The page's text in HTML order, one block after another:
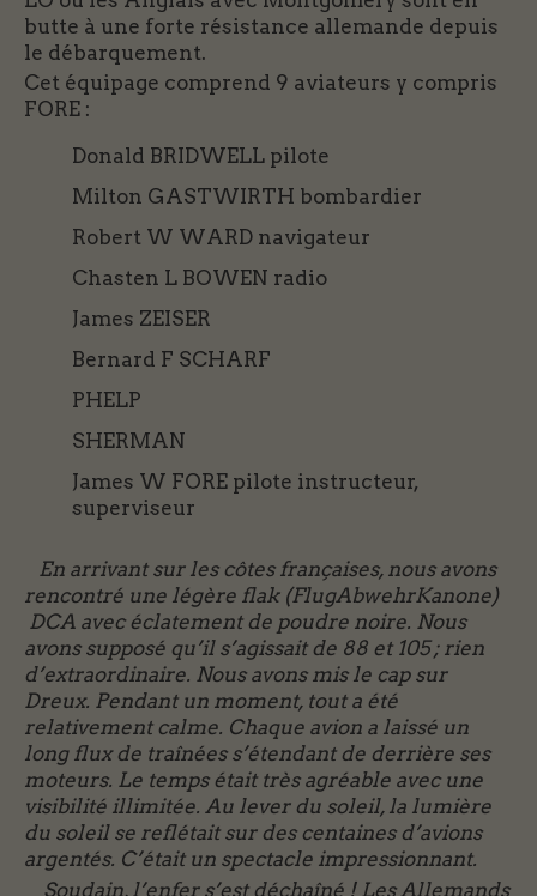
butte à une forte résistance allemande depuis
le débarquement.
Cet équipage comprend 9 aviateurs y compris
FORE :
Donald BRIDWELL pilote
Milton GASTWIRTH bombardier
Robert W WARD navigateur
Chasten L BOWEN radio
James ZEISER
Bernard F SCHARF
PHELP
SHERMAN
James W FORE pilote instructeur,
superviseur
En arrivant sur les côtes françaises, nous avons
rencontré une légère flak (FlugAbwehrKanone)
DCA avec éclatement de poudre noire. Nous
avons supposé qu’il s’agissait de 88 et 105 ; rien
d’extraordinaire. Nous avons mis le cap sur
Dreux. Pendant un moment, tout a été
relativement calme. Chaque avion a laissé un
long flux de traînées s’étendant de derrière ses
moteurs. Le temps était très agréable avec une
visibilité illimitée. Au lever du soleil, la lumière
du soleil se reflétait sur des centaines d’avions
argentés. C’était un spectacle impressionnant.
Soudain, l’enfer s’est déchaîné ! Les Allemands